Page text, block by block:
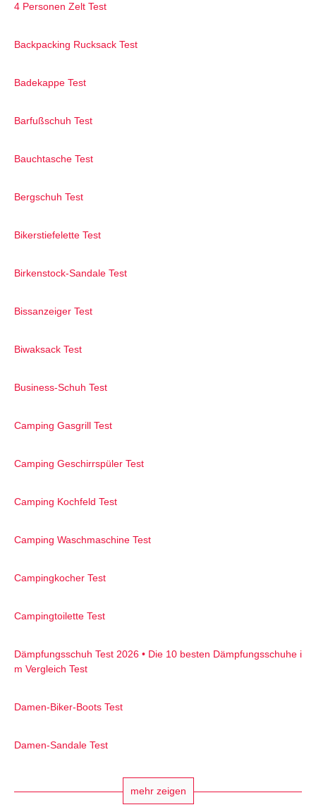
4 Personen Zelt Test
Backpacking Rucksack Test
Badekappe Test
Barfußschuh Test
Bauchtasche Test
Bergschuh Test
Bikerstiefelette Test
Birkenstock-Sandale Test
Bissanzeiger Test
Biwaksack Test
Business-Schuh Test
Camping Gasgrill Test
Camping Geschirrspüler Test
Camping Kochfeld Test
Camping Waschmaschine Test
Campingkocher Test
Campingtoilette Test
Dämpfungsschuh Test 2026 • Die 10 besten Dämpfungsschuhe i
m Vergleich Test
Damen-Biker-Boots Test
Damen-Sandale Test
mehr zeigen